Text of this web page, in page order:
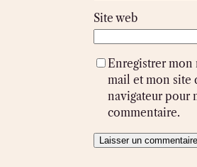
Site web
Enregistrer mon
mail et mon site
navigateur pour
commentaire.